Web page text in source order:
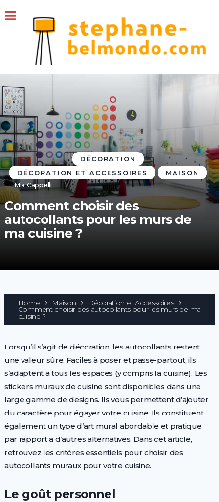
DÉCORATION
DÉCORATION ET ACCESSOIRES
MAISON
Mia Cappelli
Comment choisir des
autocollants pour les murs de
ma cuisine ?
Home Maison Décoration et Accessoires
Comment choisir des autocollants pour les murs de ma
cuisine ?
Lorsqu’il s’agit de décoration, les autocollants restent
une valeur sûre. Faciles à poser et passe-partout, ils
s’adaptent à tous les espaces (y compris la cuisine). Les
stickers muraux de cuisine sont disponibles dans une
large gamme de designs. Ils vous permettent d’ajouter
du caractère pour égayer votre cuisine. Ils constituent
également un type d’art mural abordable et pratique
par rapport à d’autres alternatives. Dans cet article,
retrouvez les critères essentiels pour choisir des
autocollants muraux pour votre cuisine.
Le goût personnel